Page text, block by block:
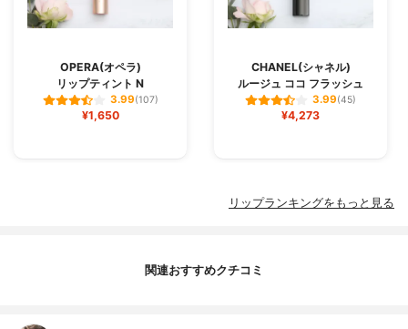
OPERA(オペラ)
リップティント N
3.99(107)
¥1,650
CHANEL(シャネル)
ルージュ ココ フラッシュ
3.99(45)
¥4,273
リップランキングをもっと見る
関連おすすめクチコミ